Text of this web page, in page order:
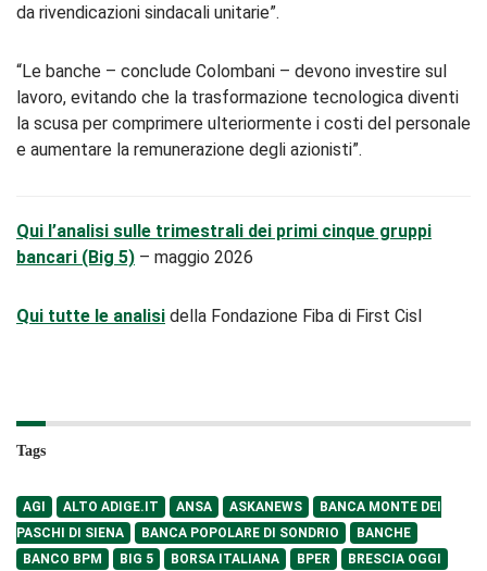
da rivendicazioni sindacali unitarie”.
“Le banche – conclude Colombani – devono investire sul
lavoro, evitando che la trasformazione tecnologica diventi
la scusa per comprimere ulteriormente i costi del personale
e aumentare la remunerazione degli azionisti”.
Qui l’analisi sulle trimestrali dei primi cinque gruppi
bancari (Big 5) – maggio 2026
Qui tutte le analisi della Fondazione Fiba di First Cisl
Tags
AGI ALTO ADIGE.IT ANSA ASKANEWS
BANCA MONTE DEI
PASCHI DI SIENA
BANCA POPOLARE DI SONDRIO
BANCHE
BANCO BPM
BIG 5 BORSA ITALIANA BPER
BRESCIA OGGI